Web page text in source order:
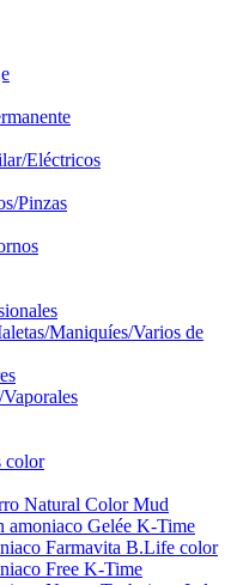
Eléctricos
Pinzas
Maniquíes/Varios de
color
Natural Color Mud
amoniaco Gelée K-Time
Farmavita B.Life color
Free K-Time